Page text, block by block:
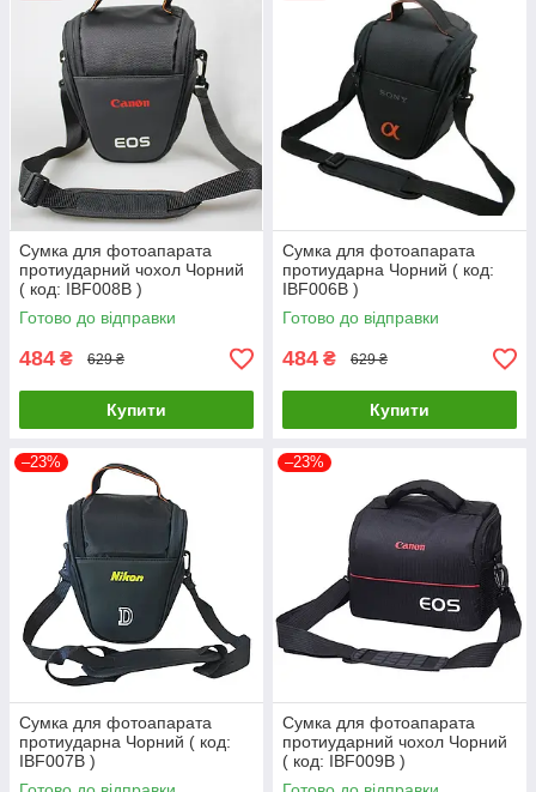
Сумка для фотоапарата
протиударний чохол Чорний
( код: IBF008B )
Готово до відправки
484 ₴ 629 ₴
Купити
Сумка для фотоапарата
протиударна Чорний ( код:
IBF006B )
Готово до відправки
484 ₴ 629 ₴
Купити
–23%
Сумка для фотоапарата
протиударна Чорний ( код:
IBF007B )
–23%
Сумка для фотоапарата
протиударний чохол Чорний
( код: IBF009B )